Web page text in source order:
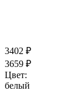
3402 ₽
3659 ₽
Цвет:
белый